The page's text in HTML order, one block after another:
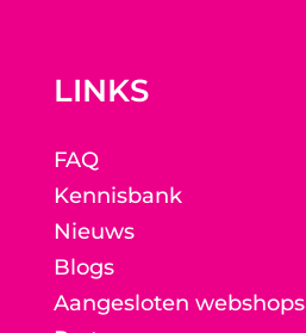
LINKS
FAQ
Kennisbank
Nieuws
Blogs
Aangesloten webshops